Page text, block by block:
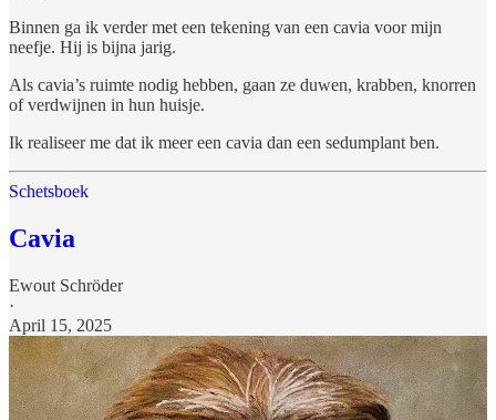
Binnen ga ik verder met een tekening van een cavia voor mijn
neefje. Hij is bijna jarig.
Als cavia’s ruimte nodig hebben, gaan ze duwen, krabben, knorren
of verdwijnen in hun huisje.
Ik realiseer me dat ik meer een cavia dan een sedumplant ben.
Schetsboek
Cavia
Ewout Schröder
·
April 15, 2025